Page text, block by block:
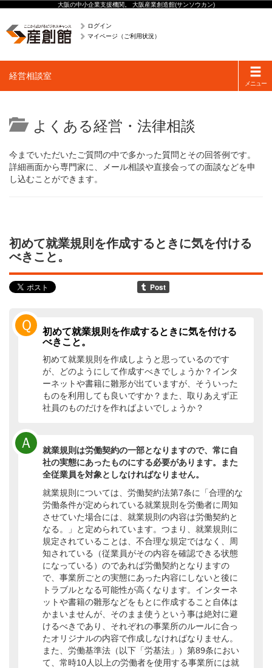
大阪の中小企業支援機関。 大阪産業創造館(サンソウカン)
ログイン
マイページ（ご利用状況）
Toggle
メニュー
経営相談室
よくある経営・法律相談
今までいただいたご質問の中で多かった質問とその回答例です。
詳細画面から専門家に、メール相談や直接会っての面談などを申
し込むことができます。
初めて就業規則を作成するときに気を付ける
べきこと。
Ｑ
初めて就業規則を作成するときに気を付ける
べきこと。
初めて就業規則を作成しようと思っているのです
が、どのようにして作成すべきでしょうか？インタ
ーネットや書籍に雛形が出ていますが、そういった
ものを利用しても良いですか？また、取りあえず正
社員のものだけを作ればよいでしょうか？
Ａ
就業規則は労働契約の一部となりますので、常に自
社の実態にあったものにする必要があります。また
全従業員を対象としなければなりません。
就業規則については、労働契約法第7条に「合理的な
労働条件が定められている就業規則を労働者に周知
させていた場合には、就業規則の内容は労働契約と
なる。」と定められています。つまり、就業規則に
規定されていることは、不合理な規定ではなく、周
知されている（従業員がその内容を確認できる状態
になっている）のであれば労働契約となりますの
で、事業所ごとの実態にあった内容にしないと後に
トラブルとなる可能性が高くなります。インターネ
ットや書籍の雛形などをもとに作成すること自体は
かまいませんが、そのまま使うという事は絶対に避
けるべきであり、それぞれの事業所のルールに合っ
たオリジナルの内容で作成しなければなりません。
また、労働基準法（以下「労基法」）第89条におい
て、常時10人以上の労働者を使用する事業所には就